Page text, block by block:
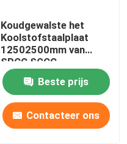
Koudgewalste het
Koolstofstaalplaat
12502500mm van
SPCC SGCC
Beste prijs
Contacteer ons